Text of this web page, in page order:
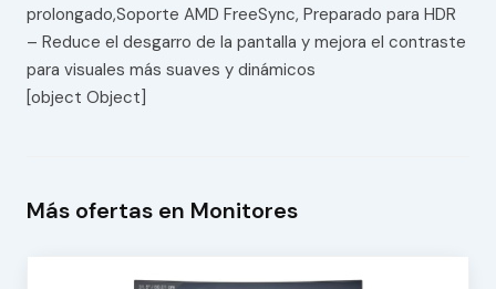
prolongado,Soporte AMD FreeSync, Preparado para HDR
– Reduce el desgarro de la pantalla y mejora el contraste
para visuales más suaves y dinámicos
[object Object]
Más ofertas en Monitores